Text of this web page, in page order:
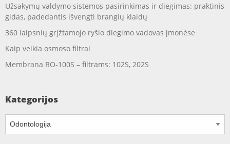
Užsakymų valdymo sistemos pasirinkimas ir diegimas: praktinis
gidas, padedantis išvengti brangių klaidų
360 laipsnių grįžtamojo ryšio diegimo vadovas įmonėse
Kaip veikia osmoso filtrai
Membrana RO-100S – filtrams: 102S, 202S
Kategorijos
Kategorijos